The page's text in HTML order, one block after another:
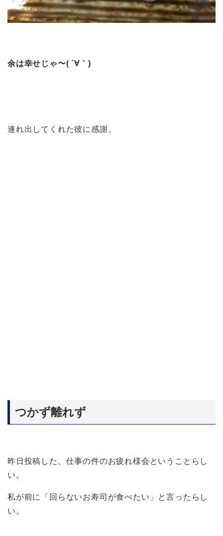
余は幸せじゃ〜( ´∀｀)
連れ出してくれた彼に感謝。
つかず離れず
昨日投稿した、仕事の件のお疲れ様会ということらし
い。
私が前に「回らないお寿司が食べたい」と言ったらし
い。